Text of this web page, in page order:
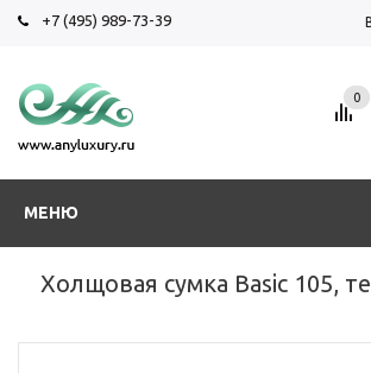
+7 (495) 989-73-39
МЕНЮ
0
Холщовая сумка Basic 105,